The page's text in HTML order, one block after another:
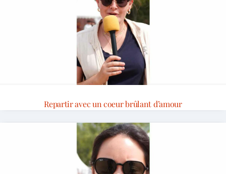
Repartir avec un coeur brûlant d’amour